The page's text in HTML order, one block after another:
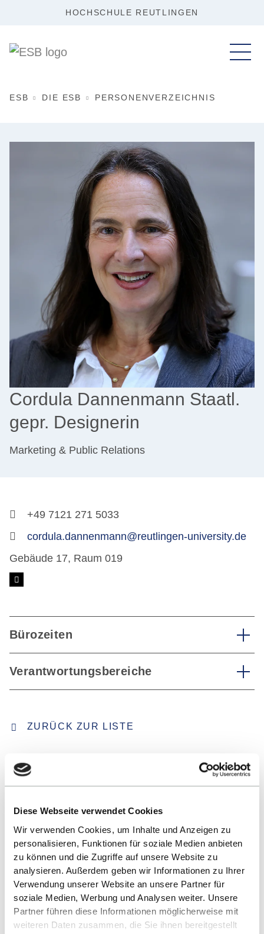
Diese Webseite verwendet Cookies
Wir verwenden Cookies, um Inhalte und Anzeigen zu
personalisieren, Funktionen für soziale Medien anbieten
zu können und die Zugriffe auf unsere Website zu
analysieren. Außerdem geben wir Informationen zu Ihrer
Verwendung unserer Website an unsere Partner für
soziale Medien, Werbung und Analysen weiter. Unsere
Partner führen diese Informationen möglicherweise mit
weiteren Daten zusammen, die Sie ihnen bereitgestellt
HOCHSCHULE REUTLINGEN
ESB DIE ESB PERSONENVERZEICHNIS
Cordula Dannenmann Staatl.
gepr. Designerin
Marketing & Public Relations
+49 7121 271 5033
cordula.dannenmann@reutlingen-university.de
Gebäude 17, Raum 019
Bürozeiten
Verantwortungsbereiche
ZURÜCK ZUR LISTE
Nach oben